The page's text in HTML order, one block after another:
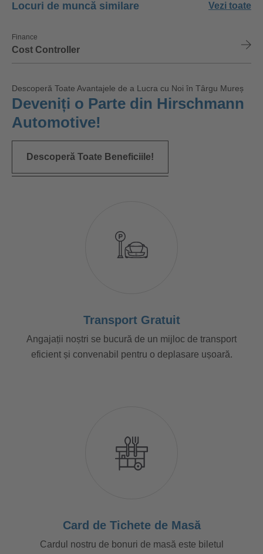
Locuri de muncă similare Vezi toate
Finance
Cost Controller
Descoperă Toate Avantajele de a Lucra cu Noi în Târgu Mureș
Deveniți o Parte din Hirschmann
Automotive!
Descoperă Toate Beneficiile!
Transport Gratuit
Angajații noștri se bucură de un mijloc de transport
eficient și convenabil pentru o deplasare ușoară.
Card de Tichete de Masă
Cardul nostru de bonuri de masă este biletul